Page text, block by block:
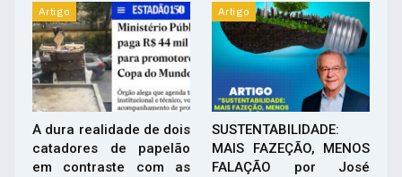
Artigo
A dura realidade de dois
catadores de papelão
em contraste com as
Artigo
SUSTENTABILIDADE:
MAIS FAZEÇÃO, MENOS
FALAÇÃO por José